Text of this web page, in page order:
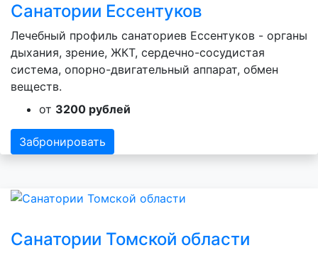
Санатории Ессентуков
Лечебный профиль санаториев Ессентуков - органы
дыхания, зрение, ЖКТ, сердечно-сосудистая
система, опорно-двигательный аппарат, обмен
веществ.
от 3200 рублей
Забронировать
Санатории Томской области